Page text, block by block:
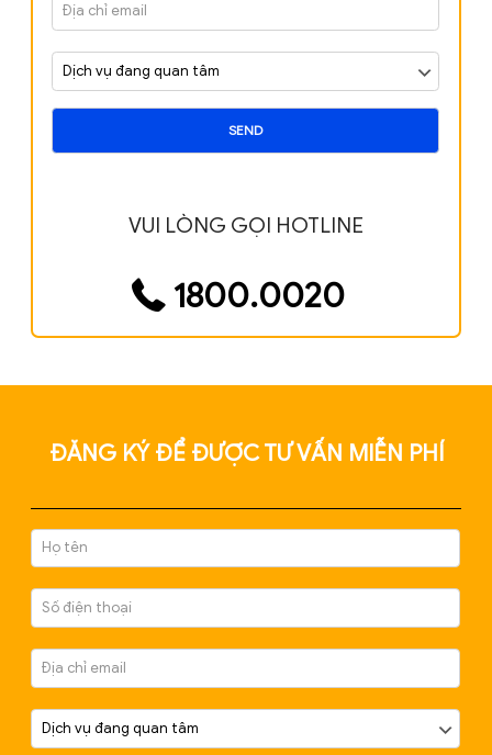
đổi ngành nghề theo quy định hiện hành
Hồ sơ, thủ tục Thay đổi ngành nghề kinh doanh công ty
sơ cho đến giai đoạn làm thủ tục đăng ký với Sở KH&ĐT
nhiều thời gian. Chính vì vậy, để tiết kiệm thời gian, công
bạn có thể tham khảodịch vụthay đổi ngành nghề kinh
doanh củaBeePro.
Bạn muốn
Thay đổi ngành nghề?
Hãy chọnBEEPRO